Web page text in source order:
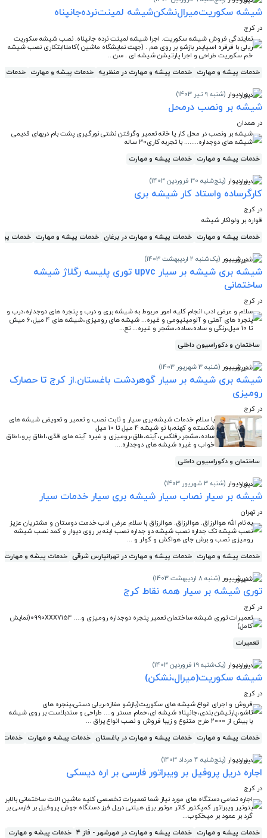
شیشه سکوریت‌میرال‌نشکن‌شیشه لمینت‌نرده‌جانپناه
در کرج
نمایندگی فروش شیشه سکوریت. اجرا شیشه لمینت نرده جانپناه. نصب شیشه سکوریت
ریلی با قرقره اسپایدر بازشو بر روی هم . (جهت نمایشگاه ماشین )کاملاابتکاری نصب شیشه
خم سکوریت طراحی و اجرا پارتیشن شیشه ای . سن...
خدمات پیشه و مهارت خدمات پیشه و مهارت در منظریه خدمات پیشه و مهارت خدمات
در دیوار (شنبه 9 تیر 1403)
شیشه بر ونصب درمحل
در همدان
شیشه بر ونصب در محل کار یا خانه تعمیر وگرفتن نشتی نورگیری پشت بام دربهای قدیمی
شیشه های دوجداره........ با تجربه کاری30 ساله
خدمات پیشه و مهارت خدمات پیشه و مهارت
در دیوار (پنج‌شنبه 30 فروردین 1403)
کارگرساده واستاد کار شیشه بری
در کرج
قواره بر ولولکار شیشه
خدمات پیشه و مهارت خدمات پیشه و مهارت در برغان خدمات پیشه و مهارت خدمات
در شیپور (یک‌شنبه 2 اردیبهشت 1403)
شیشه بری شیشه بر سیار upvc توری پلیسه رگلاژ شیشه
ساختمانی
در کرج
سلام و عرض ادب انجام کلیه امور مربوط به شیشه بری و درب و پنجره های دوجداره،درب و
پنجره های آهنی و آلومینیومی و غیره... شیشه های رومیزی،شیشه های 4 میل،6 میش
تا 10 میل،رنگی و ساده،ساده،مشجر و غیره... تع...
ساختمان و دکوراسیون داخلی
در شیپور (شنبه 3 شهریور 1403)
شیشه بری شیشه بر سیار گوهردشت باغستان.از کرج تا حصارک
رومیزی
در کرج
با سلام خدمات شیشه بری سیار و ثابت نصب و تعمیر و تعویض شیشه های
شکسته و کهنه،با نو شیشه 4 میل تا 10 میل
ساده،مشجر،رفلکس،آینه،طلق،رومیزی و غیره آینه های قدّی،اطاق پرو،اطاق
خواب و غیره شیشه های دوجداره....
ساختمان و دکوراسیون داخلی
در دیوار (شنبه 3 شهریور 1403)
شیشه بر سیار نصاب سیار شیشه بری سیار خدمات سیار
در تهران
به نام الله هوالرزاق. هوالرزاق. هوالرزاق با سلام عرض ادب خدمت دوستان و مشتریان عزیز
نصب شیشه تک جداره نصب شیشه دو جداره نصب اینه بر روی دیوار و کمد نصب شیشه
رومیزی نصب و برش جای هواکش و کولر و ...
خدمات پیشه و مهارت خدمات پیشه و مهارت در تهرانپارس شرقی خدمات پیشه و مهارت
در شیپور (شنبه 8 اردیبهشت 1403)
توری شیشه بر سیار همه نقاط کرج
در کرج
تعمیرات توری شیشه ساختمان تعمیر پنجره دوجداره رومیزی و.... 0990XXX7154(نمایش
کامل)
تعمیرات
در دیوار (یک‌شنبه 19 فروردین 1403)
شیشه سکوریت(میرال،نشکن)
در کرج
فروش و اجرای انواع شیشه های سکوریت(بازشو مغازه،ریلی دستی،پنجره های
تاشو،پارتیشن بندی،جانپناه شیشه ای،حمام مستر و.... طراحی و سندبلاست بر روی شیشه
با بیش از 2000 طرح متنوع و زیبا فروش و نصب انواع یراق ...
خدمات پیشه و مهارت خدمات پیشه و مهارت در باغستان خدمات پیشه و مهارت خدمات
در دیوار (پنج‌شنبه 4 مرداد 1403)
اجاره دریل پروفیل بر ویبراتور فارسی بر اره دیسکی
در کرج
اجاره تمامی دستگاه های مورد نیاز شما تعمیرات تخصصی کلیه ماشین الات ساختمانی بالابر
بتونیر ویبراتور کمپکتور کاتر موتور برق هیلتی دریل فرز دستگاه جوش پروفیل بر فارسی بر
گرد بر عمود بر میخکوب...
خدمات پیشه و مهارت خدمات پیشه و مهارت در مهرشهر - فاز ۴ خدمات پیشه و مهارت